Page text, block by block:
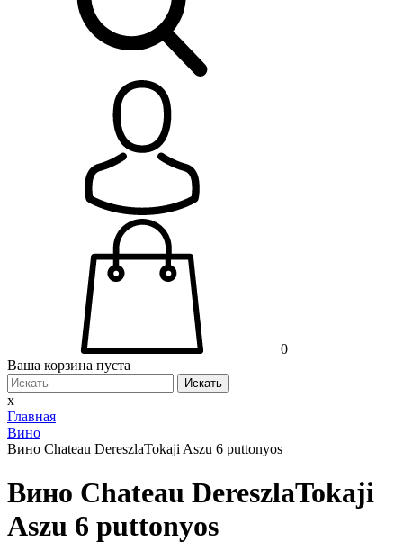
0
Ваша корзина пуста
Искать
x
Главная
Вино
Вино Chateau DereszlaTokaji Aszu 6 puttonyos
Вино Chateau DereszlaTokaji
Aszu 6 puttonyos